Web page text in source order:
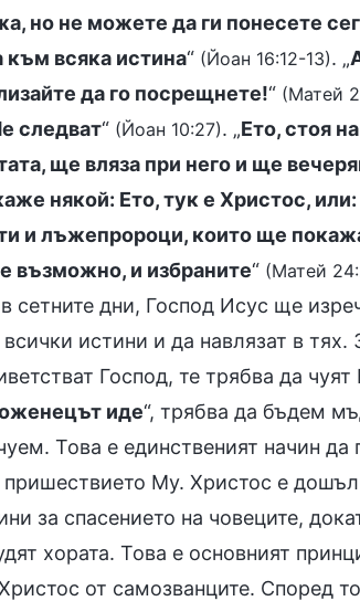
но не можете да ги понесете
към всяка истина“ (Йоан 16:12-13). „
да го посрещнете!“ (Матей
следват“ (Йоан 10:27). „Ето, стоя
ще вляза при него и ще
някой: Ето, тук е Христос,
и лъжепророци, които ще
възможно, и избраните“ (Матей
сетните дни, Господ Исус ще
истини и да навлязат в тях.
Господ, те трябва да
иде“, трябва да бъдем
Това е единственият начин
Му. Христос е дошъл
за спасението на човеците,
хората. Това е основният
от самозванците. Според